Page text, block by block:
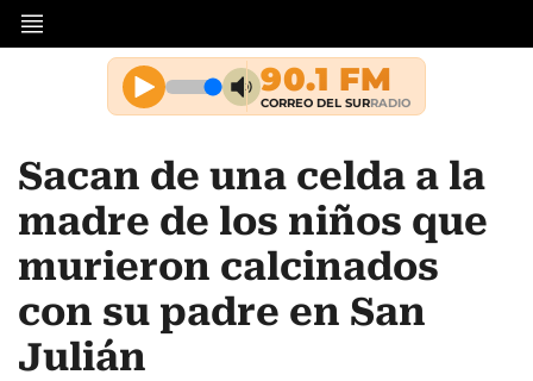
Sacan de una celda a la
madre de los niños que
murieron calcinados
con su padre en San
Julián